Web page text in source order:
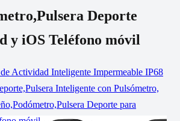
Deporte
y iOS Teléfono móvil